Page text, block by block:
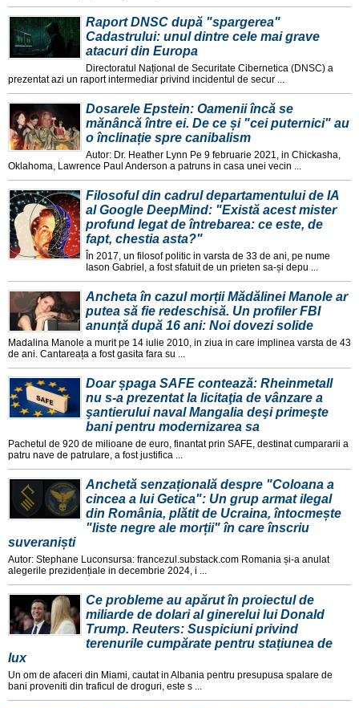
Raport DNSC după "spargerea"
Cadastrului: unul dintre cele mai grave
atacuri din Europa
Directoratul Național de Securitate Cibernetica (DNSC) a
prezentat azi un raport intermediar privind incidentul de secur ...
Dosarele Epstein: Oamenii încă se
mănâncă între ei. De ce și "cei puternici" au
o înclinație spre canibalism
Autor: Dr. Heather Lynn Pe 9 februarie 2021, in Chickasha,
Oklahoma, Lawrence Paul Anderson a patruns in casa unei vecin ...
Filosoful din cadrul departamentului de IA
al Google DeepMind: "Există acest mister
profund legat de întrebarea: ce este, de
fapt, chestia asta?"
În 2017, un filosof politic in varsta de 33 de ani, pe nume
Iason Gabriel, a fost sfatuit de un prieten sa-și depu ...
Ancheta în cazul morții Mădălinei Manole ar
putea să fie redeschisă. Un profiler FBI
anunță după 16 ani: Noi dovezi solide
Madalina Manole a murit pe 14 iulie 2010, in ziua in care implinea varsta de 43
de ani. Cantareața a fost gasita fara su ...
Doar șpaga SAFE contează: Rheinmetall
nu s-a prezentat la licitaţia de vânzare a
şantierului naval Mangalia deşi primeşte
bani pentru modernizarea sa
Pachetul de 920 de milioane de euro, finantat prin SAFE, destinat cumpararii a
patru nave de patrulare, a fost justifica ...
Anchetă senzațională despre "Coloana a
cincea a lui Getica": Un grup armat ilegal
din România, plătit de Ucraina, întocmește
"liste negre ale morții" în care înscriu
suveraniști
Autor: Stephane Luconsursa: francezul.substack.com Romania și-a anulat
alegerile prezidențiale in decembrie 2024, i ...
Ce probleme au apărut în proiectul de
miliarde de dolari al ginerelui lui Donald
Trump. Reuters: Suspiciuni privind
terenurile cumpărate pentru stațiunea de
lux
Un om de afaceri din Miami, cautat in Albania pentru presupusa spalare de
bani proveniti din traficul de droguri, este s ...